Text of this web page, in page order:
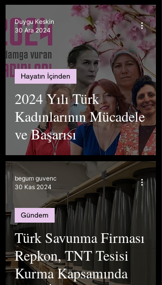
2024 Yılı Türk
Kadınlarının Mücadele
ve Başarısı
Hayatın İçinden
Duygu Keskin
30 Ara 2024
Türk Savunma Firması
Repkon, TNT Tesisi
Kurma Kapsamında
Gündem
begum guvenc
30 Kas 2024